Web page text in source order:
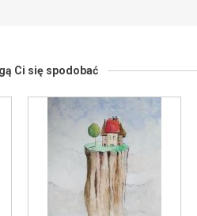
Ci się spodobać